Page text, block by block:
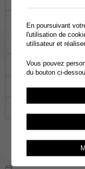
05
12
19
En poursuivant
l'utilisation de
utilisateur et
Vous pouvez
du bouton ci-